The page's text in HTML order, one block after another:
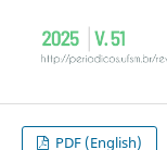
PDF (English)